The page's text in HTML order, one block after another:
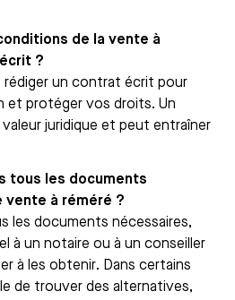
de la vente à
?
rédiger un contrat écrit pour
et protéger vos droits. Un
juridique et peut entraîner
tous les documents
vente à réméré ?
les documents nécessaires,
à un notaire ou à un conseiller
à les obtenir. Dans certains
de trouver des alternatives,